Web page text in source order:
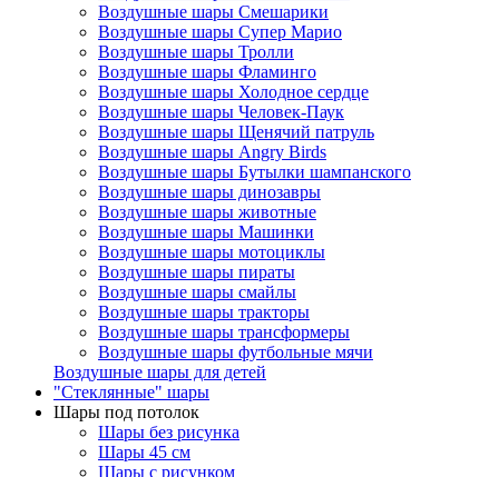
Воздушные шары Смешарики
Воздушные шары Супер Марио
Воздушные шары Тролли
Воздушные шары Фламинго
Воздушные шары Холодное сердце
Воздушные шары Человек-Паук
Воздушные шары Щенячий патруль
Воздушные шары Angry Birds
Воздушные шары Бутылки шампанского
Воздушные шары динозавры
Воздушные шары животные
Воздушные шары Машинки
Воздушные шары мотоциклы
Воздушные шары пираты
Воздушные шары смайлы
Воздушные шары тракторы
Воздушные шары трансформеры
Воздушные шары футбольные мячи
Воздушные шары для детей
"Стеклянные" шары
Шары под потолок
Шары без рисунка
Шары 45 см
Шары с рисунком